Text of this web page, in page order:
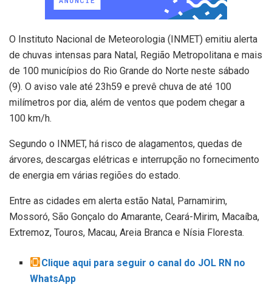
O Instituto Nacional de Meteorologia (INMET) emitiu alerta
de chuvas intensas para Natal, Região Metropolitana e mais
de 100 municípios do Rio Grande do Norte neste sábado
(9). O aviso vale até 23h59 e prevê chuva de até 100
milímetros por dia, além de ventos que podem chegar a
100 km/h.
Segundo o INMET, há risco de alagamentos, quedas de
árvores, descargas elétricas e interrupção no fornecimento
de energia em várias regiões do estado.
Entre as cidades em alerta estão Natal, Parnamirim,
Mossoró, São Gonçalo do Amarante, Ceará-Mirim, Macaíba,
Extremoz, Touros, Macau, Areia Branca e Nísia Floresta.
Clique aqui para seguir o canal do JOL RN no
WhatsApp